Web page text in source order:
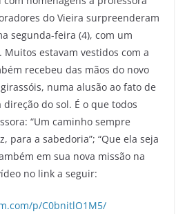
do Vieira surpreenderam
segunda-feira (4), com um
estavam vestidos com a
recebeu das mãos do novo
numa alusão ao fato de
do sol. É o que todos
“Um caminho sempre
para a sabedoria”; “Que ela seja
em sua nova missão na
no link a seguir:
p/C0bnitlO1M5/